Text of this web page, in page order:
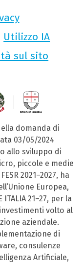
Utilizzo IA
sul sito
domanda di
03/05/2024
allo sviluppo di
piccole e medie
2021–2027, ha
Europea,
21–27, per la
volto al
aziendale.
di
consulenze
Artificiale,